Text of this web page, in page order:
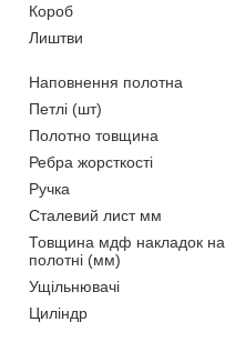
Короб
Лиштви
Наповнення полотна
Петлі (шт)
Полотно товщина
Ребра жорсткості
Ручка
Сталевий лист мм
Товщина мдф накладок на
полотні (мм)
Ущільнювачі
Циліндр